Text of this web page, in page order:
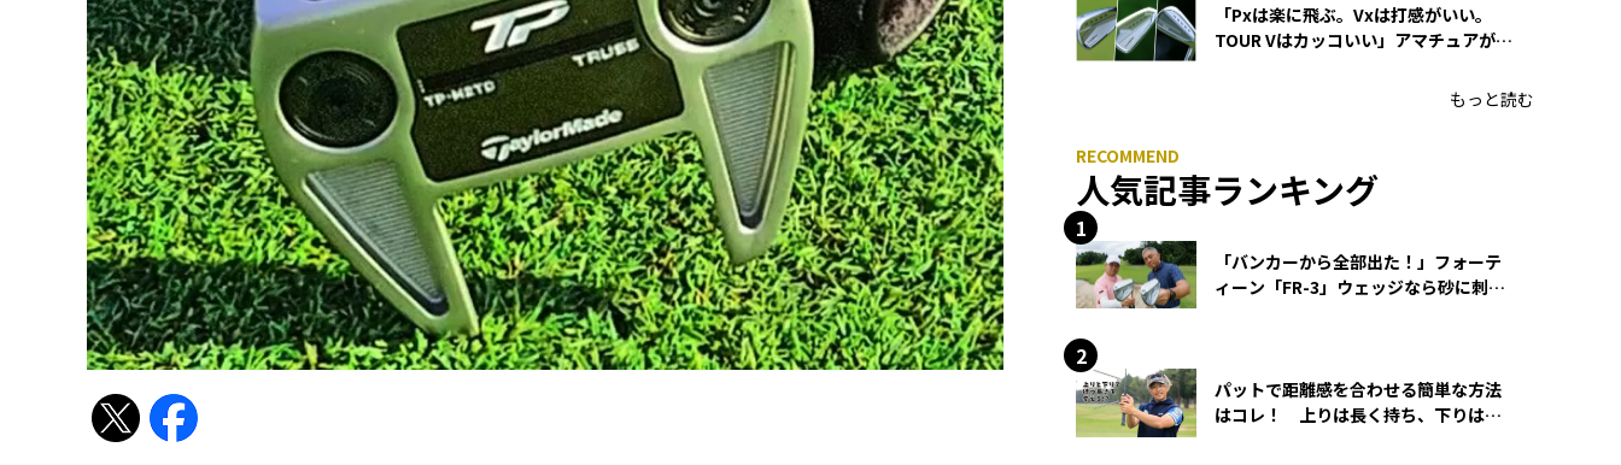
「Pxは楽に飛ぶ。Vxは打感がいい。
TOUR Vはカッコいい」アマチュアが選
もっと読む
人気記事ランキング
「バンカーから全部出た！」フォーテ
ィーン「FR-3」ウェッジなら砂に刺さ
パットで距離感を合わせる簡単な方法
はコレ！ 上りは長く持ち、下りは短